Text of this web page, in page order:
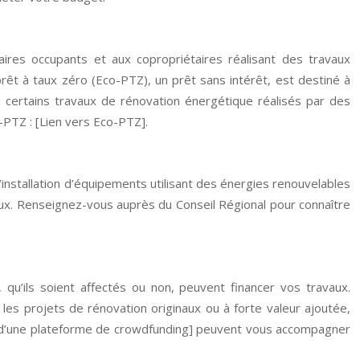
occupants et aux copropriétaires réalisant des travaux
à taux zéro (Eco-PTZ), un prêt sans intérêt, est destiné à
travaux de rénovation énergétique réalisés par des
: [Lien vers Eco-PTZ].
d’équipements utilisant des énergies renouvelables
Renseignez-vous auprès du Conseil Régional pour connaître
soient affectés ou non, peuvent financer vos travaux.
projets de rénovation originaux ou à forte valeur ajoutée,
plateforme de crowdfunding] peuvent vous accompagner